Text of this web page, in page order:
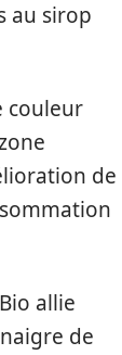
au sirop
couleur
de
allie
de